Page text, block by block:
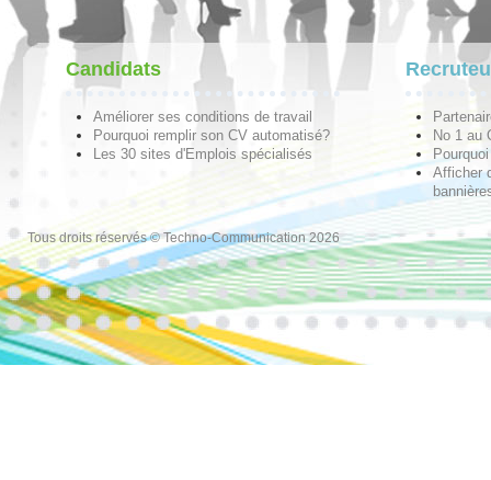
Candidats
Améliorer ses conditions de travail
Pourquoi remplir son CV automatisé?
Les 30 sites d'Emplois spécialisés
No 1 au
Afficher
Tous droits réservés © Techno-Communication 2026